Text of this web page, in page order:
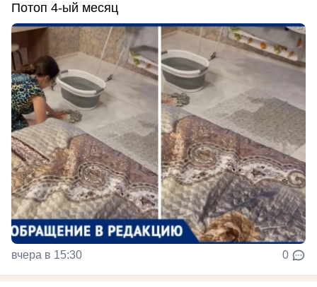
Потоп 4-ый месяц
вчера в 15:30 0